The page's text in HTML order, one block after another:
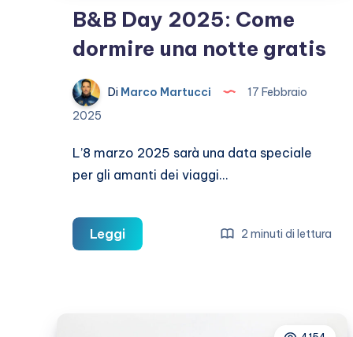
B&B Day 2025: Come
dormire una notte gratis
Di Marco Martucci
17 Febbraio
2025
L’8 marzo 2025 sarà una data speciale
per gli amanti dei viaggi…
LeggiB&B
Day
2 minuti di lettura